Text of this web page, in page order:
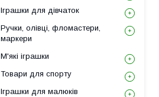
Іграшки для дівчаток
Ручки, олівці, фломастери,
маркери
М'які іграшки
Товари для спорту
Іграшки для малюків